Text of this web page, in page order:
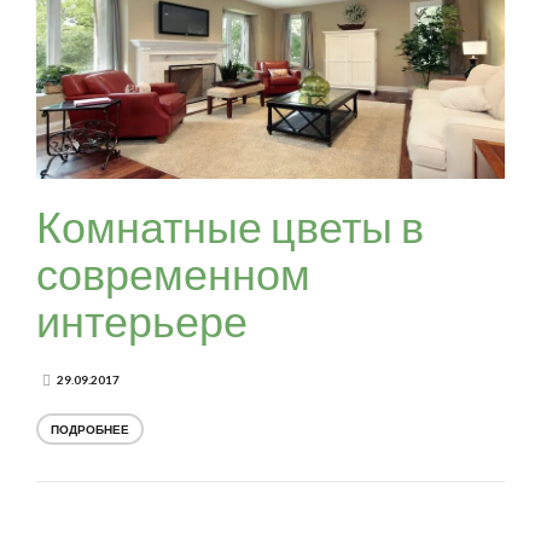
Комнатные цветы в
современном
интерьере
29.09.2017
ПОДРОБНЕЕ